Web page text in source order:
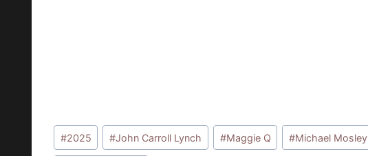
Etiquetas
de
#2025 #John Carroll Lynch #Maggie Q #Michael Mosley